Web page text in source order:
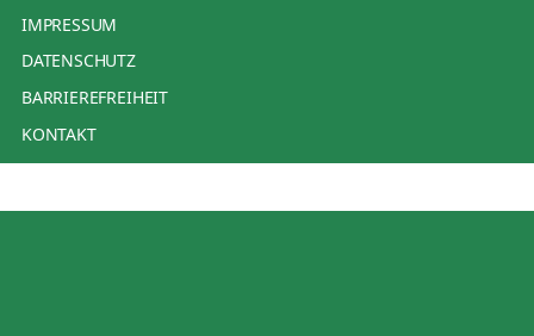
IMPRESSUM
DATENSCHUTZ
BARRIEREFREIHEIT
KONTAKT